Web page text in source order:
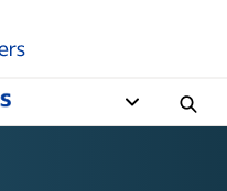
Indeed - Voor werkgevers